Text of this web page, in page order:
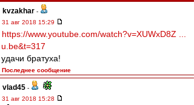
kvzakhar -
31 авг 2018 15:29
https://www.youtube.com/watch?v=XUWxD8Z ...
u.be&t=317
удачи братуха!
Последнее сообщение
vlad45 -
31 авг 2018 15:28